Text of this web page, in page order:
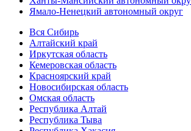
Ямало-Ненецкий автономный округ
Вся Сибирь
Алтайский край
Иркутская область
Кемеровская область
Красноярский край
Новосибирская область
Омская область
Республика Алтай
Республика Тыва